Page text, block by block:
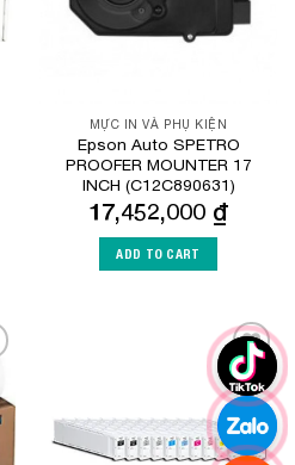
MỰC IN VÀ PHỤ KIỆN
Epson Auto SPETRO
PROOFER MOUNTER 17
INCH (C12C890631)
17,452,000 ₫
ADD TO CART
Add to
Wishlist